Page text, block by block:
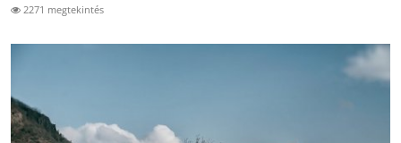
2271 megtekintés